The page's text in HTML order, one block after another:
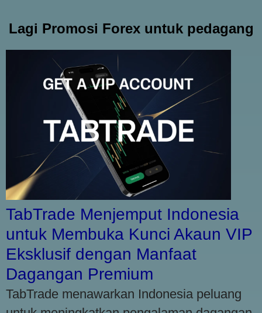
Lagi Promosi Forex untuk pedagang
TabTrade Menjemput Indonesia
untuk Membuka Kunci Akaun VIP
Eksklusif dengan Manfaat
Dagangan Premium
TabTrade menawarkan Indonesia peluang